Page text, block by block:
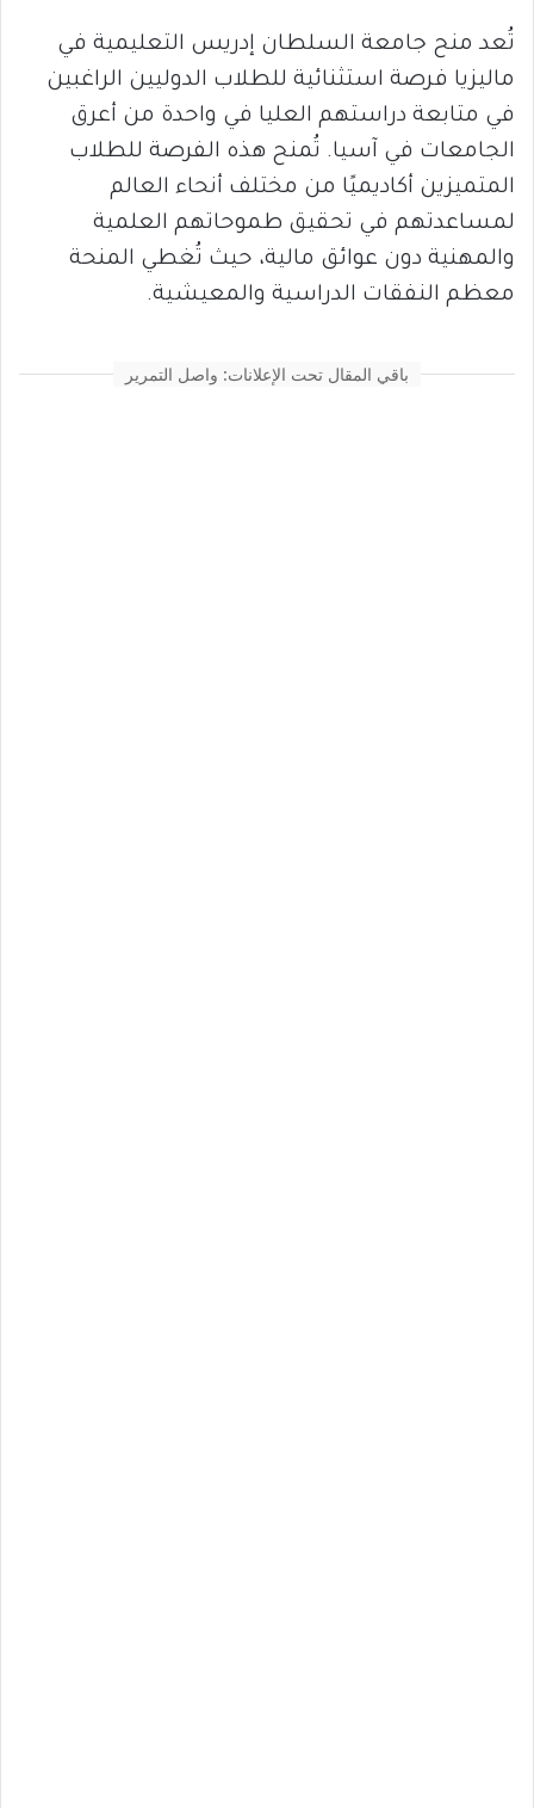
تُعد منح جامعة السلطان إدريس التعليمية في
ماليزيا فرصة استثنائية للطلاب الدوليين الراغبين
في متابعة دراستهم العليا في واحدة من أعرق
الجامعات في آسيا. تُمنح هذه الفرصة للطلاب
المتميزين أكاديميًا من مختلف أنحاء العالم
لمساعدتهم في تحقيق طموحاتهم العلمية
والمهنية دون عوائق مالية، حيث تُغطي المنحة
معظم النفقات الدراسية والمعيشية.
باقي المقال تحت الإعلانات: واصل التمرير